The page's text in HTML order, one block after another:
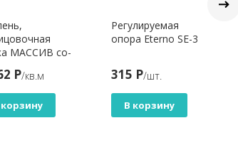
МАССИВ co-
мм,
Р/кв.м
Регулируемая
опора Eterno SE-3
315 Р/шт.
В корзину